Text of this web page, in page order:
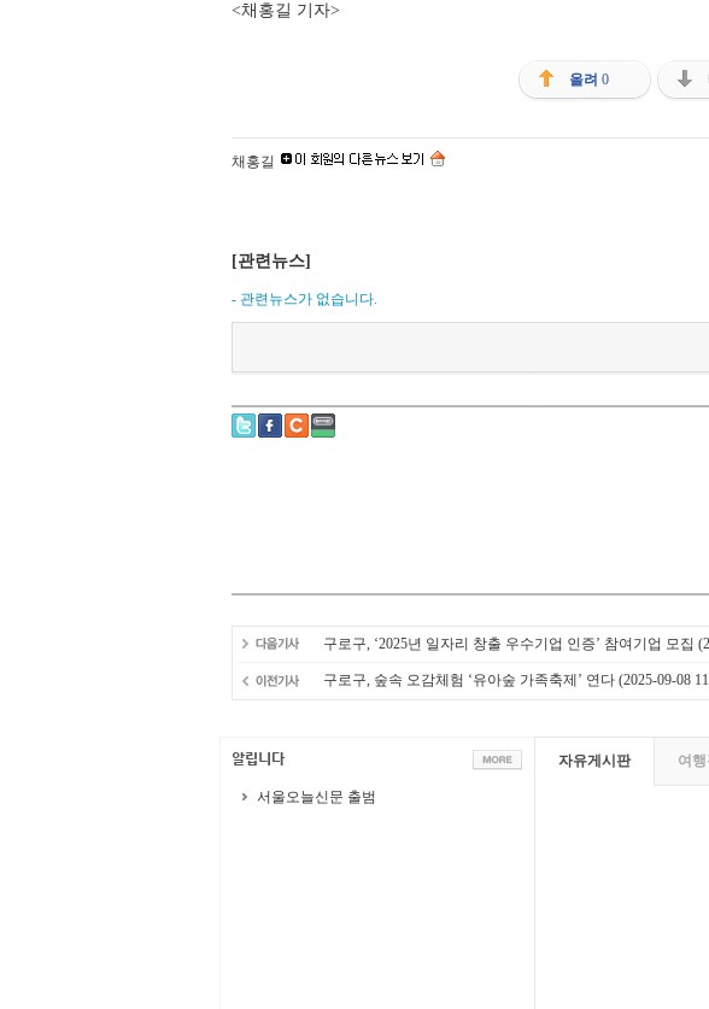
<채홍길 기자>
올려 0
채홍길
[관련뉴스]
- 관련뉴스가 없습니다.
구로구, ‘2025년 일자리 창출 우수기업 인증’ 참여기업 모집
구로구, 숲속 오감체험 ‘유아숲 가족축제’ 연다 (2025-09-08
서울오늘신문 출범
자유게시판 여행